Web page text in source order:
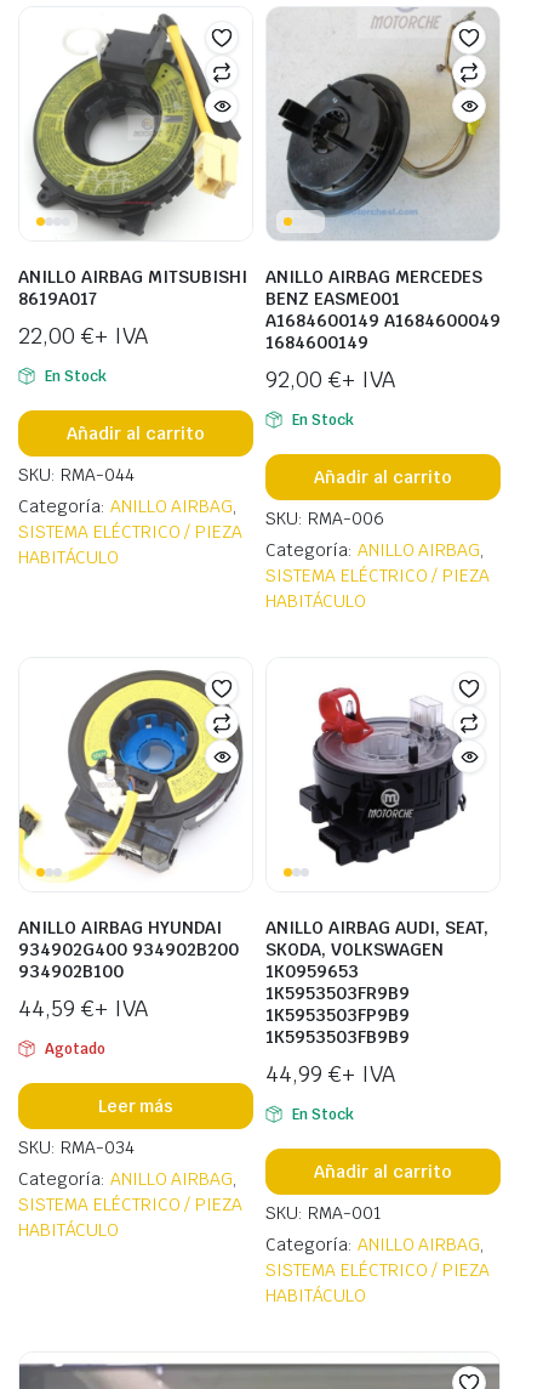
ANILLO AIRBAG MITSUBISHI
8619A017
22,00 €+ IVA
En Stock
Añadir al carrito
SKU: RMA-044
Categoría: ANILLO AIRBAG,
SISTEMA ELÉCTRICO / PIEZA
HABITÁCULO
ANILLO AIRBAG MERCEDES
BENZ EASME001
A1684600149 A1684600049
1684600149
92,00 €+ IVA
En Stock
Añadir al carrito
SKU: RMA-006
Categoría: ANILLO AIRBAG,
SISTEMA ELÉCTRICO / PIEZA
HABITÁCULO
ANILLO AIRBAG HYUNDAI
934902G400 934902B200
934902B100
44,59 €+ IVA
Agotado
Leer más
SKU: RMA-034
Categoría: ANILLO AIRBAG,
SISTEMA ELÉCTRICO / PIEZA
HABITÁCULO
ANILLO AIRBAG AUDI, SEAT,
SKODA, VOLKSWAGEN
1K0959653
1K5953503FR9B9
1K5953503FP9B9
1K5953503FB9B9
44,99 €+ IVA
En Stock
Añadir al carrito
SKU: RMA-001
Categoría: ANILLO AIRBAG,
SISTEMA ELÉCTRICO / PIEZA
HABITÁCULO